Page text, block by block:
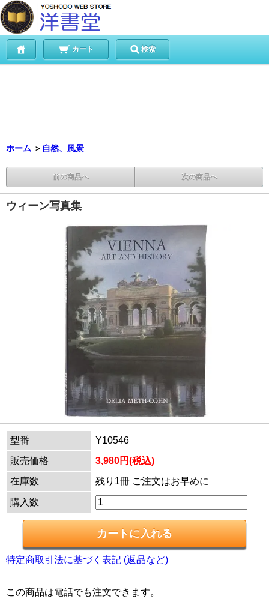
カート 検索
ホーム ＞ 自然、風景
前の商品へ 次の商品へ
ウィーン写真集
型番
Y10546
販売価格
3,980円(税込)
在庫数
残り1冊 ご注文はお早めに
購入数
特定商取引法に基づく表記 (返品など)
この商品は電話でも注文できます。